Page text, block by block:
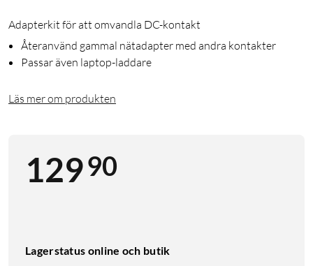
Adapterkit för att omvandla DC-kontakt
Återanvänd gammal nätadapter med andra kontakter
Passar även laptop-laddare
Läs mer om produkten
12990
Lagerstatus online och butik